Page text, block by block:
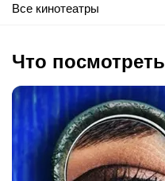
Все кинотеатры
Что посмотреть